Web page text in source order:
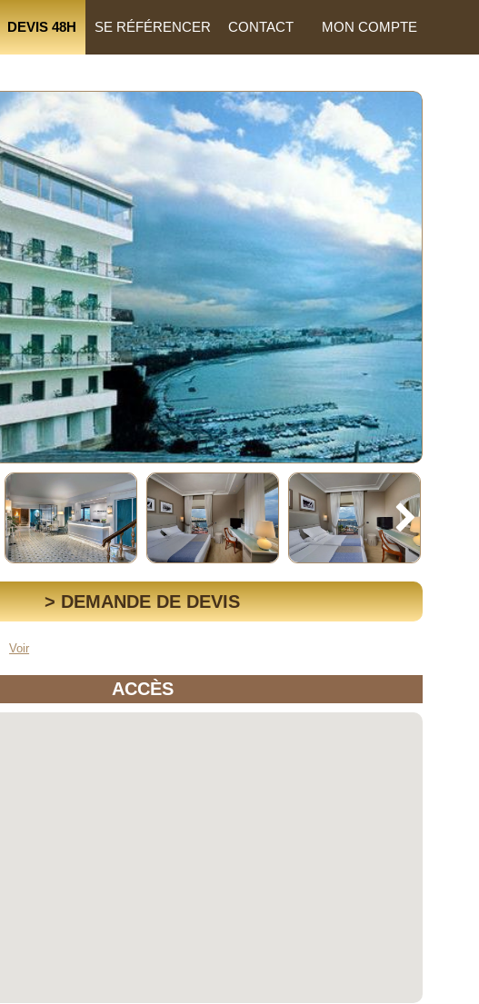
DEVIS 48H SE RÉFÉRENCER CONTACT MON COMPTE
> DEMANDE DE DEVIS
Voir
ACCÈS